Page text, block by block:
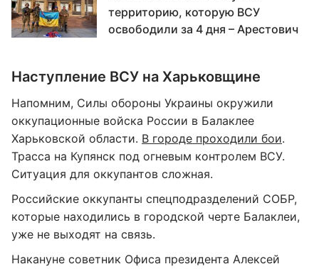
территорию, которую ВСУ
освободили за 4 дня – Арестович
Наступление ВСУ на Харьковщине
Напомним, Силы обороны Украины окружили
оккупационные войска России в Балаклее
Харьковской области. В городе проходили бои.
Трасса на Купянск под огневым контролем ВСУ.
Ситуация для оккупантов сложная.
Российские оккупанты спецподразделений СОБР,
которые находились в городской черте Балаклеи,
уже не выходят на связь.
Накануне советник Офиса президента Алексей